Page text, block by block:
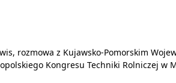
rozmowa z Kujawsko-Pomorskim
Kongresu Techniki Rolniczej w